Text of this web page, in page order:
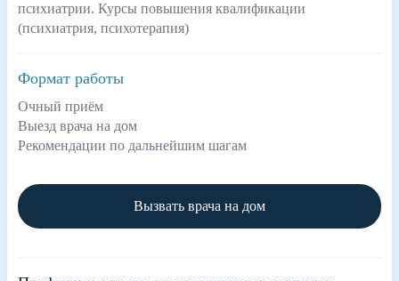
психиатрии. Курсы повышения квалификации
(психиатрия, психотерапия)
Формат работы
Очный приём
Выезд врача на дом
Рекомендации по дальнейшим шагам
Вызвать врача на дом